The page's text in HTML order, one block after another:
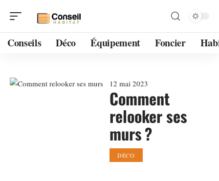
Conseils Déco Équipement Foncier
12 mai 2023
Comment
relooker ses
murs ?
DÉCO